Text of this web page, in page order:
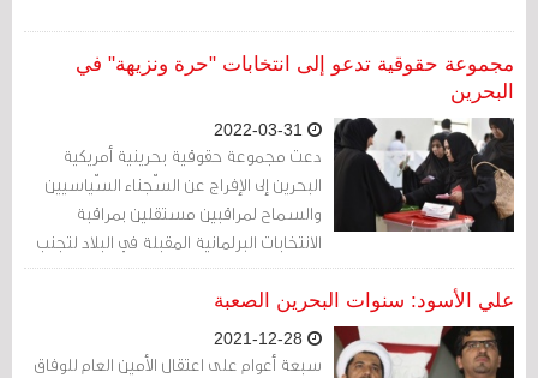
مجموعة حقوقية تدعو إلى انتخابات "حرة ونزيهة" في
البحرين
دعت مجموعة حقوقية بحرينية أمريكية
البحرين إلى الإفراج عن السّجناء السّياسيين
والسماح لمراقبين مستقلين بمراقبة
الانتخابات البرلمانية المقبلة في البلاد لتجنب
تكرار ما وصفته بالتّصويت "الزائف" في
انتخابات العام 2018.
علي الأسود: سنوات البحرين الصعبة
سبعة أعوام على اعتقال الأمين العام للوفاق